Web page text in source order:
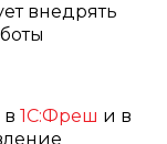
внедрять
в 1С:Фреш и в